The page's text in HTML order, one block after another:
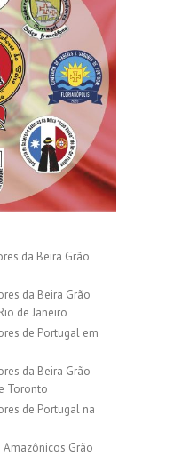
da Beira Grão
da Beira Grão
de Janeiro
de Portugal em
da Beira Grão
Toronto
de Portugal na
Amazônicos Grão